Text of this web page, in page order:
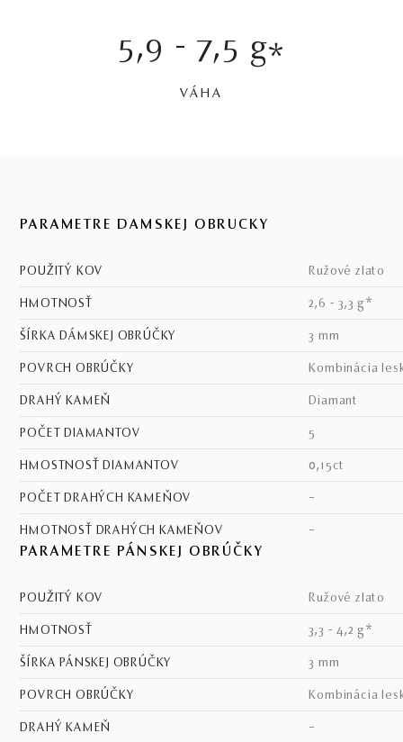
5,9 - 7,5 g*
VÁHA
PARAMETRE DÁMSKEJ OBRÚČKY
POUŽITÝ KOV ružové zlato
HMOTNOSŤ 2,6 - 3,3 g*
ŠÍRKA DÁMSKEJ OBRÚČKY 3 mm
POVRCH OBRÚČKY kombinácia
DRAHÝ KAMEŇ diamant
POČET DIAMANTOV 5
HMOSTNOSŤ DIAMANTOV 0,15ct
POČET DRAHÝCH KAMEŇOV –
HMOTNOSŤ DRAHÝCH KAMEŇOV –
PARAMETRE PÁNSKEJ OBRÚČKY
POUŽITÝ KOV ružové zlato
HMOTNOSŤ 3,3 - 4,2 g*
ŠÍRKA PÁNSKEJ OBRÚČKY 3 mm
POVRCH OBRÚČKY kombinácia
DRAHÝ KAMEŇ –